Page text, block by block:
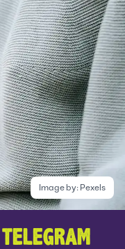
Image by: Pexels